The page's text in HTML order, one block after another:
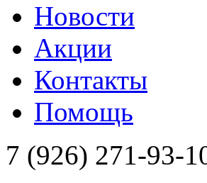
Новости
Акции
Контакты
Помощь
7 (926) 271-93-